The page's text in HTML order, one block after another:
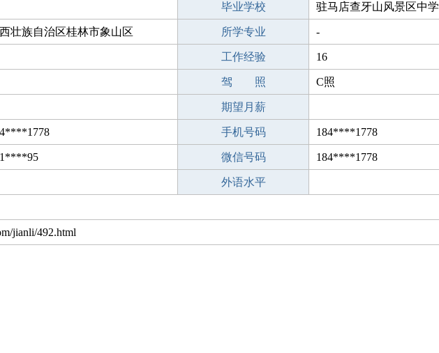
毕业学校 驻马店查牙山风景区中学
壮族自治区桂林市象山区 所学专业 -
工作经验 16
驾 照 C照
期望月薪
手机号码 184****1778
微信号码 184****1778
外语水平
jianli/492.html